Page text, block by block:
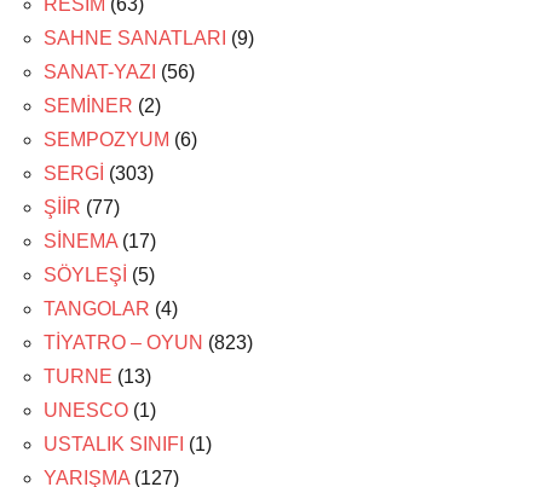
RESİM (63)
SAHNE SANATLARI (9)
SANAT-YAZI (56)
SEMİNER (2)
SEMPOZYUM (6)
SERGİ (303)
ŞİİR (77)
SİNEMA (17)
SÖYLEŞİ (5)
TANGOLAR (4)
TİYATRO – OYUN (823)
TURNE (13)
UNESCO (1)
USTALIK SINIFI (1)
YARIŞMA (127)